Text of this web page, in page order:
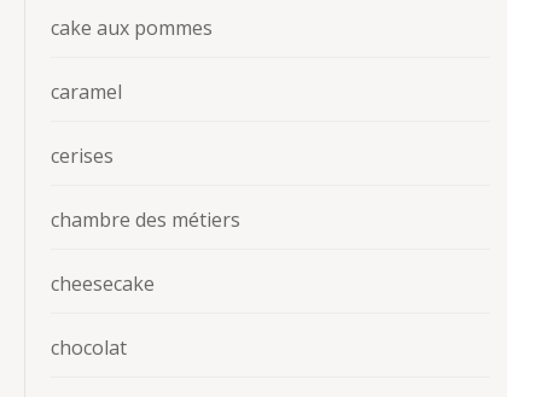
cake aux pommes
caramel
cerises
chambre des métiers
cheesecake
chocolat